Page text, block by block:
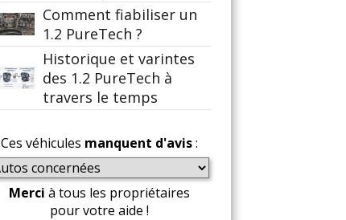
Comment fiabiliser un
1.2 PureTech ?
Historique et varintes
des 1.2 PureTech à
travers le temps
Ces véhicules manquent d'avis:
Merci à tous les propriétaires
pour votre aide !